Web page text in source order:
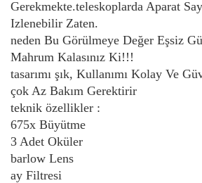
Gerekmekte.teleskoplarda Aparat
Izlenebilir Zaten.
neden Bu Görülmeye Değer Eşsiz
Mahrum Kalasınız Ki!!!
tasarımı şık, Kullanımı Kolay Ve
çok Az Bakım Gerektirir
teknik özellikler :
675x Büyütme
3 Adet Oküler
barlow Lens
ay Filtresi